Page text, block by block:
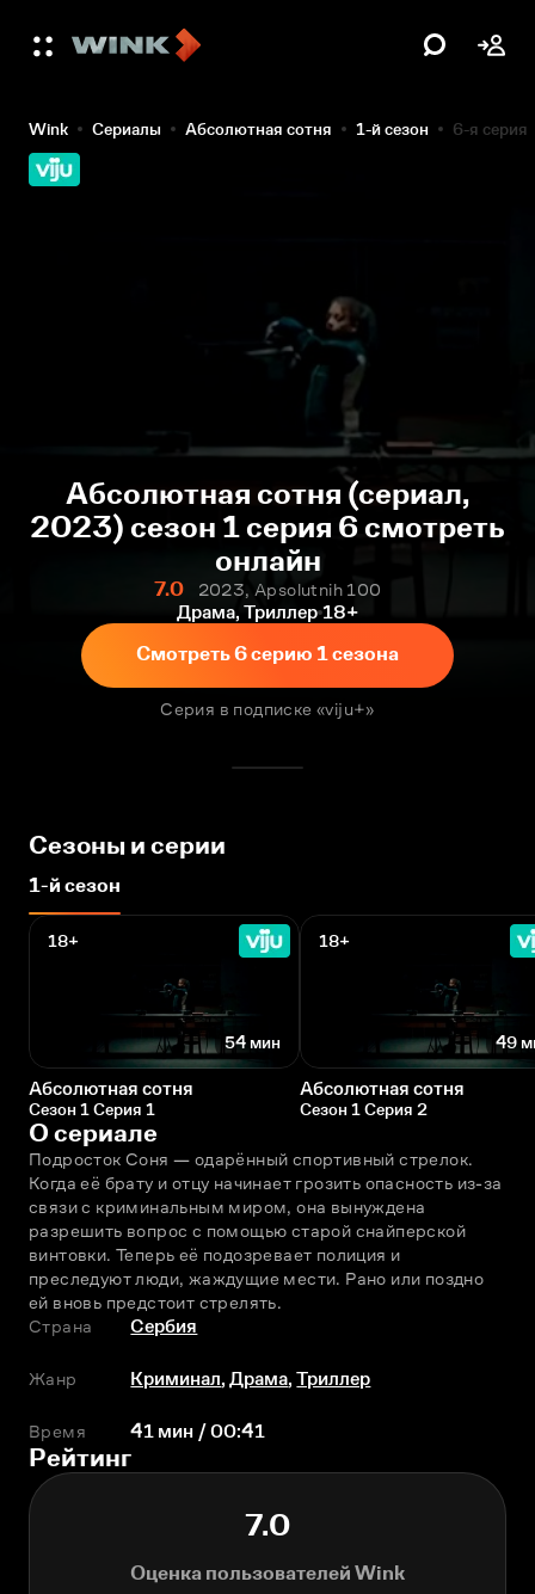
Wink Сериалы Абсолютная сотня 1-й сезон 6-я серия
Абсолютная сотня (сериал,
2023) сезон 1 серия 6 смотреть
онлайн
7.0
2023, Apsolutnih 100
Драма, Триллер 18+
Смотреть 6 серию 1 сезона
Серия в подписке «viju+»
Сезоны и серии
1-й сезон
18+
54 мин
Абсолютная сотня
Сезон 1 Серия 1
18+
49
Абсолютная сотня
Сезон 1 Серия 2
О сериале
Подросток Соня — одарённый спортивный стрелок.
Когда её брату и отцу начинает грозить опасность из-за
связи с криминальным миром, она вынуждена
разрешить вопрос с помощью старой снайперской
винтовки. Теперь её подозревает полиция и
преследуют люди, жаждущие мести. Рано или поздно
ей вновь предстоит стрелять.
Страна
Сербия
Жанр Криминал,Драма,Триллер
Время 41 мин / 00:41
Рейтинг
7.0
Оценка пользователей Wink